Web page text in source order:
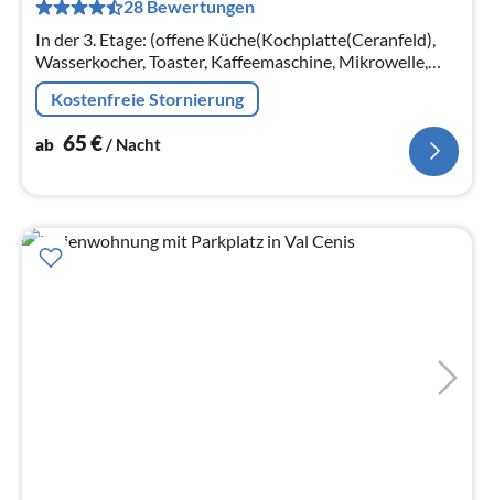
28 Bewertungen
In der 3. Etage: (offene Küche(Kochplatte(Ceranfeld),
Wasserkocher, Toaster, Kaffeemaschine, Mikrowelle,
Spülmaschine, Kühlschrank, ())
Kostenfreie Stornierung
ab 65€ / Nacht